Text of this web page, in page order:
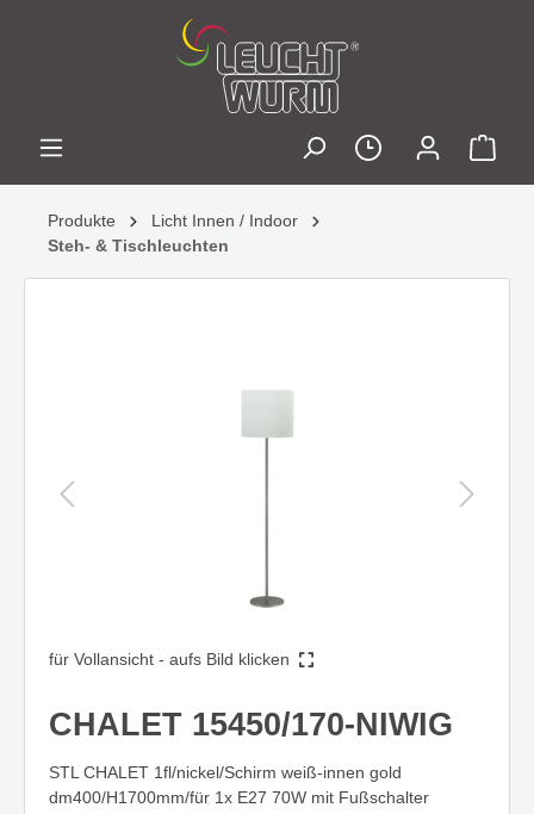
Produkte
Licht Innen / Indoor
Steh- & Tischleuchten
für Vollansicht - aufs Bild klicken
CHALET 15450/170-NIWIG
STL CHALET 1fl/nickel/Schirm weiß-innen gold
dm400/H1700mm/für 1x E27 70W mit Fußschalter